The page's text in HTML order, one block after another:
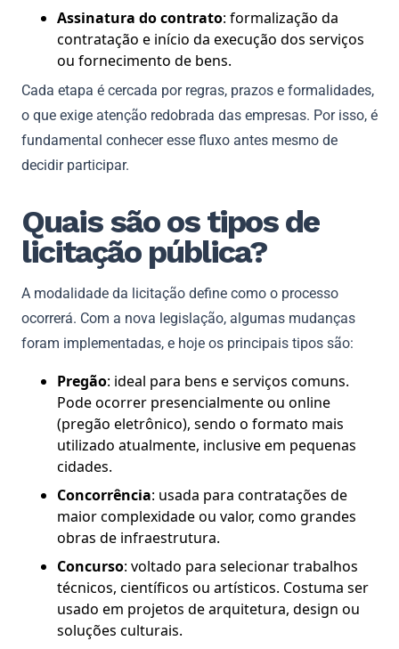
Assinatura do contrato: formalização da
contratação e início da execução dos serviços
ou fornecimento de bens.
Cada etapa é cercada por regras, prazos e formalidades,
o que exige atenção redobrada das empresas. Por isso, é
fundamental conhecer esse fluxo antes mesmo de
decidir participar.
Quais são os tipos de
licitação pública?
A modalidade da licitação define como o processo
ocorrerá. Com a nova legislação, algumas mudanças
foram implementadas, e hoje os principais tipos são:
Pregão: ideal para bens e serviços comuns.
Pode ocorrer presencialmente ou online
(pregão eletrônico), sendo o formato mais
utilizado atualmente, inclusive em pequenas
cidades.
Concorrência: usada para contratações de
maior complexidade ou valor, como grandes
obras de infraestrutura.
Concurso: voltado para selecionar trabalhos
técnicos, científicos ou artísticos. Costuma ser
usado em projetos de arquitetura, design ou
soluções culturais.